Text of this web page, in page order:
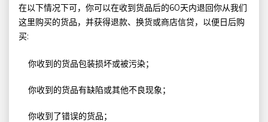
在以下情况下可，你可以在收到货品后的60天内退回你从我们
这里购买的货品，并获得退款、换货或商店信贷，以便日后购
买:
你收到的货品包装损坏或被污染；
你收到的货品有缺陷或其他不良现象；
你收到了错误的货品；